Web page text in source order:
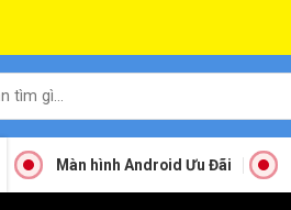
Màn hình Android Ưu Đãi